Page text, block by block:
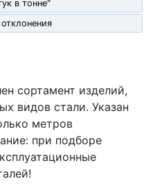
в тонне"
сортамент изделий,
видов стали. Указан
метров
при подборе